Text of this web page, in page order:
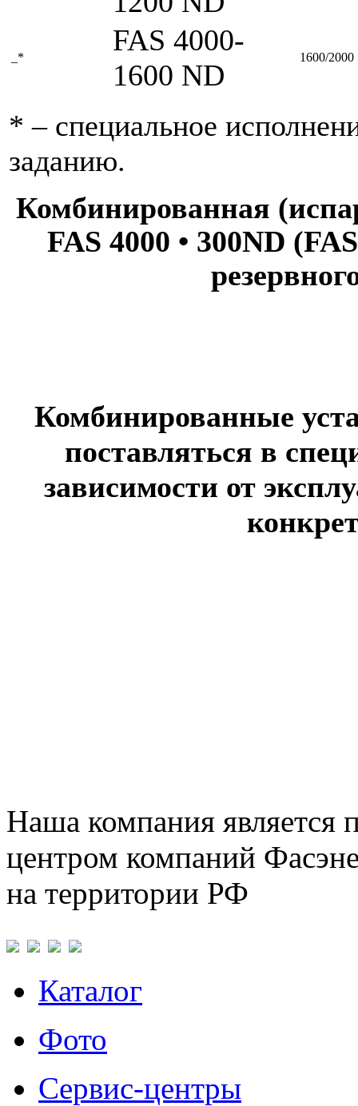
_*
FAS 4000-
1600 ND
1600/2000
* – специальное
заданию.
Комбинированная
FAS 4000 • 300ND
Комбинированные
поставляться в
зависимости от
Наша компания является
центром компаний
на территории РФ
Каталог
Фото
Сервис-центры